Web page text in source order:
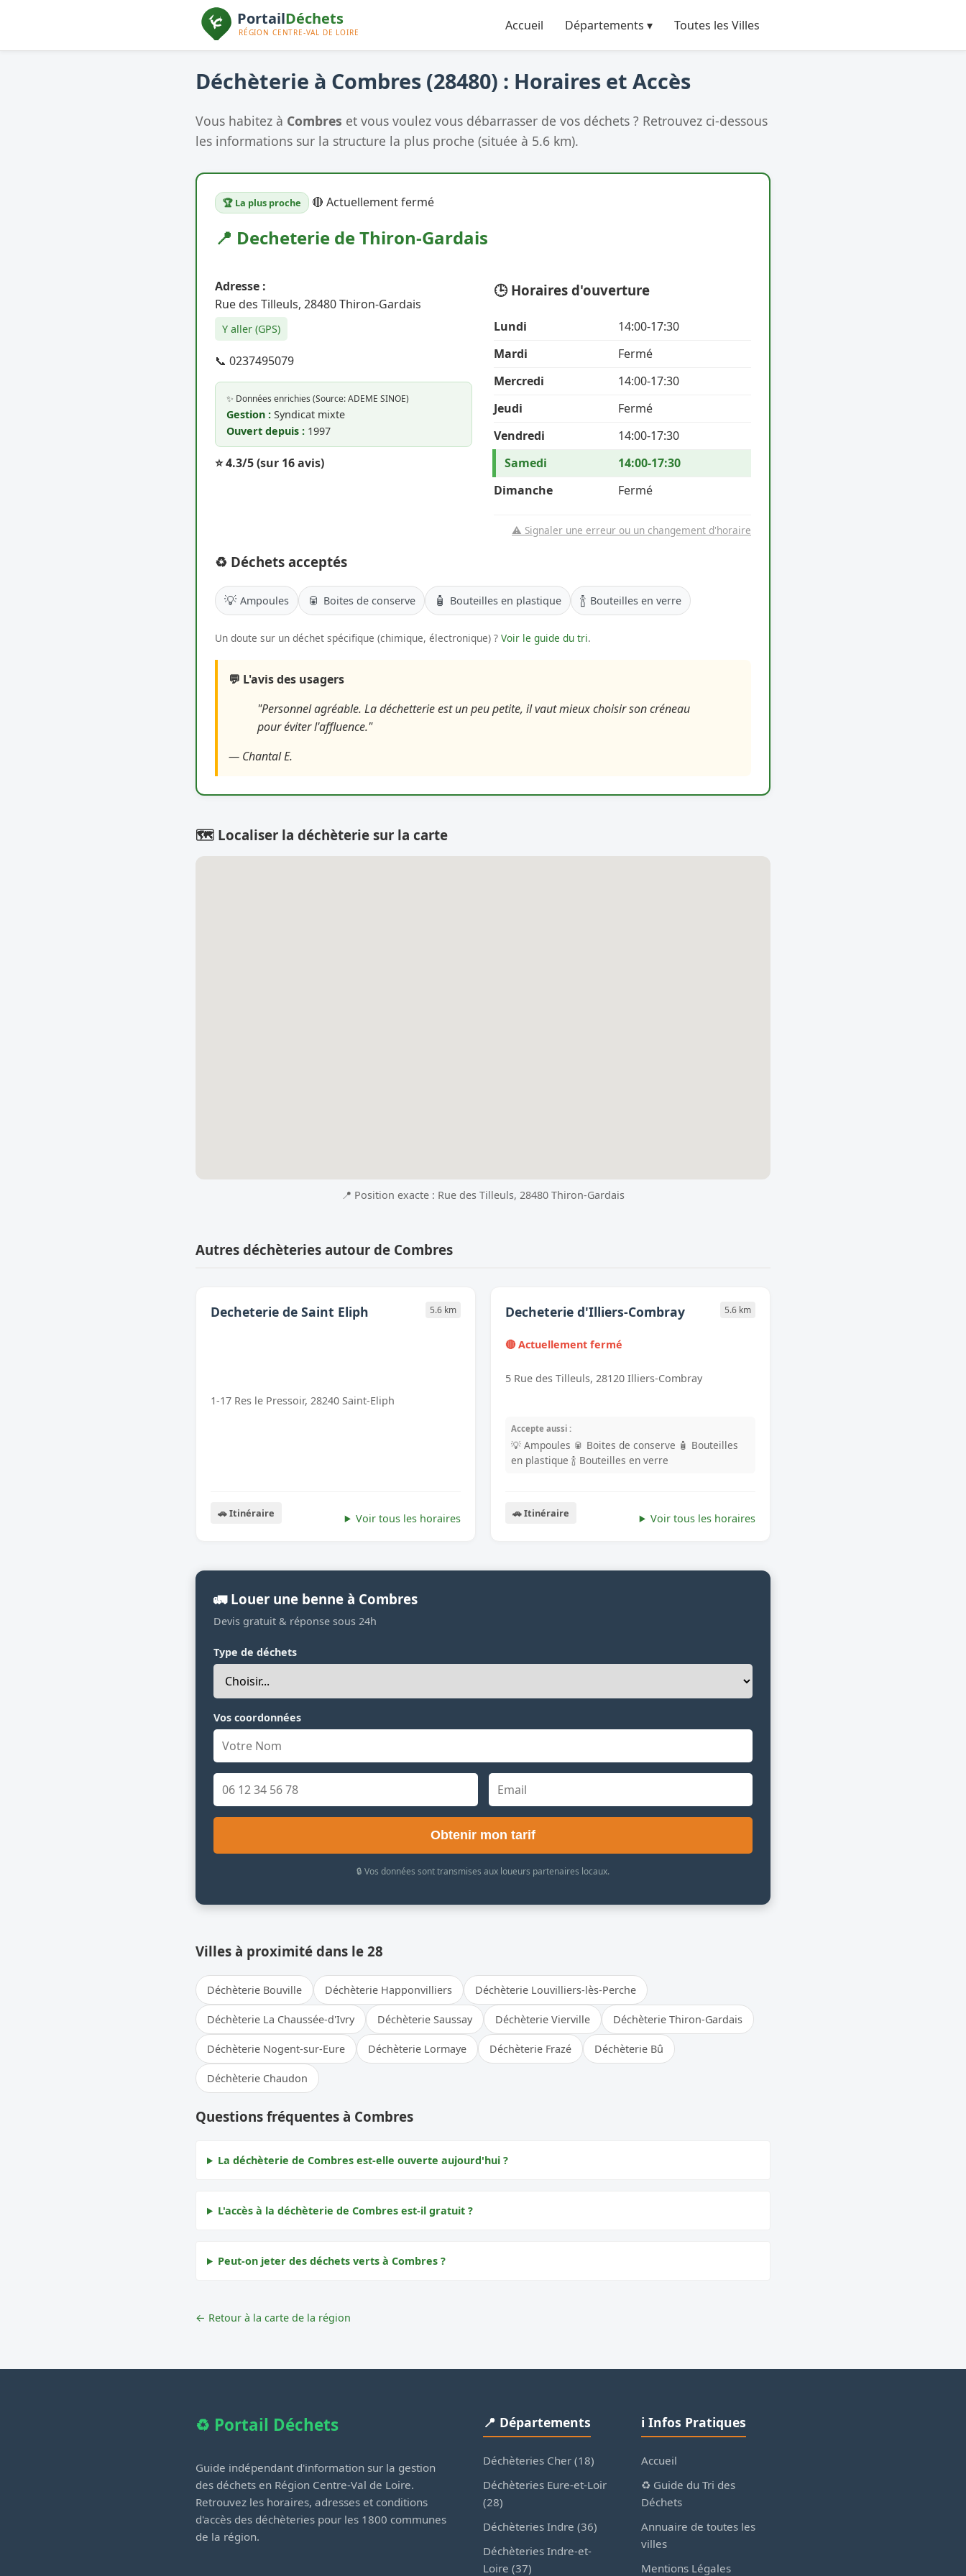
Accueil Départements ▾ Toutes les Villes
Déchèterie à Combres (28480) : Horaires et Accès
Vous habitez à Combres et vous voulez vous débarrasser de vos déchets ? Retrouvez ci-dessous
les informations sur la structure la plus proche (située à 5.6 km).
🏆 La plus proche 🔴 Actuellement fermé
📍 Decheterie de Thiron-Gardais
Adresse :
Rue des Tilleuls, 28480 Thiron-Gardais
Y aller (GPS)
📞 0237495079
✨ Données enrichies (Source: ADEME SINOE)
Gestion : Syndicat mixte
Ouvert depuis : 1997
⭐ 4.3/5(sur 16 avis)
🕒 Horaires d'ouverture
Lundi
14:00-17:30
Mardi
Fermé
Mercredi
14:00-17:30
Jeudi
Fermé
Vendredi
14:00-17:30
Samedi
14:00-17:30
Dimanche
Fermé
⚠️ Signaler une erreur ou un changement d'horaire
♻️ Déchets acceptés
💡 Ampoules 🥫 Boites de conserve 🧴 Bouteilles en plastique 🍾 Bouteilles en verre
Un doute sur un déchet spécifique (chimique, électronique) ? Voir le guide du tri.
💬 L'avis des usagers
"Personnel agréable. La déchetterie est un peu petite, il vaut mieux choisir son créneau
pour éviter l'affluence."
— Chantal E.
🗺️ Localiser la déchèterie sur la carte
📍 Position exacte : Rue des Tilleuls, 28480 Thiron-Gardais
Autres déchèteries autour de Combres
Decheterie de Saint Eliph 5.6 km
1-17 Res le Pressoir, 28240 Saint-Eliph
🚗 Itinéraire Voir tous les horaires
Decheterie d'Illiers-Combray 5.6 km
🔴 Actuellement fermé
5 Rue des Tilleuls, 28120 Illiers-Combray
Accepte aussi :
💡 Ampoules 🥫 Boites de conserve 🧴 Bouteilles
en plastique 🍾 Bouteilles en verre
🚗 Itinéraire Voir tous les horaires
🚛 Louer une benne à Combres
Devis gratuit & réponse sous 24h
Type de déchets
Vos coordonnées
Obtenir mon tarif
🔒 Vos données sont transmises aux loueurs partenaires locaux.
Villes à proximité dans le 28
Déchèterie Bouville Déchèterie Happonvilliers Déchèterie Louvilliers-lès-Perche
Déchèterie La Chaussée-d'Ivry Déchèterie Saussay Déchèterie Vierville Déchèterie Thiron-Gardais
Déchèterie Nogent-sur-Eure Déchèterie Lormaye Déchèterie Frazé Déchèterie Bû
Déchèterie Chaudon
Questions fréquentes à Combres
La déchèterie de Combres est-elle ouverte aujourd'hui ?
L'accès à la déchèterie de Combres est-il gratuit ?
Peut-on jeter des déchets verts à Combres ?
← Retour à la carte de la région
♻️ Portail Déchets
Guide indépendant d'information sur la gestion
des déchets en Région Centre-Val de Loire.
Retrouvez les horaires, adresses et conditions
d'accès des déchèteries pour les 1800 communes
de la région.
📍 Départements
Déchèteries Cher (18)
Déchèteries Eure-et-Loir
(28)
Déchèteries Indre (36)
Déchèteries Indre-et-
Loire (37)
ℹ️ Infos Pratiques
Accueil
♻️ Guide du Tri des
Déchets
Annuaire de toutes les
villes
Mentions Légales